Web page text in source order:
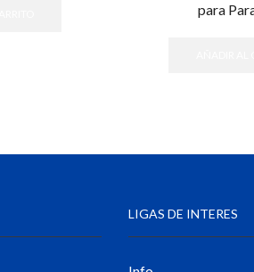
para
LIGAS DE INTERES